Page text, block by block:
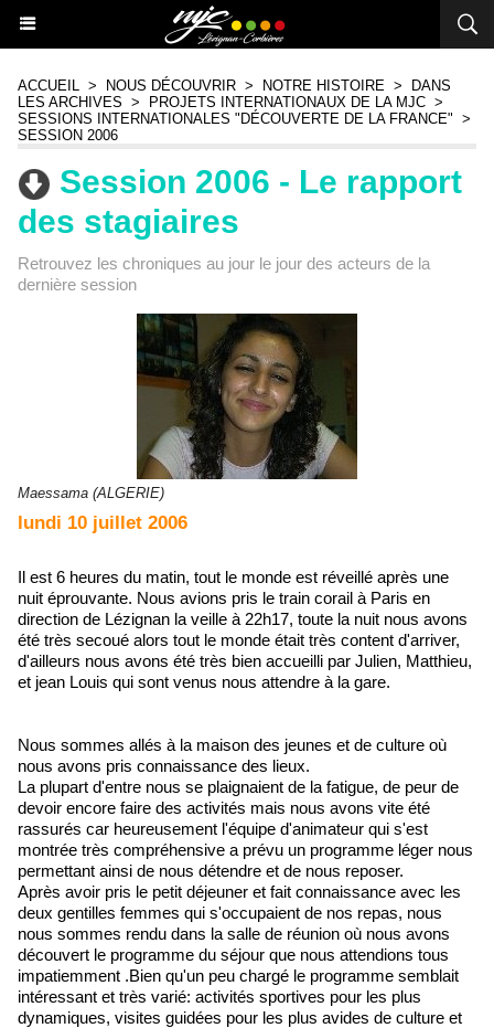
ACCUEIL > NOUS DÉCOUVRIR > NOTRE HISTOIRE >
DANS
LES ARCHIVES > PROJETS INTERNATIONAUX DE LA MJC >
SESSIONS INTERNATIONALES "DÉCOUVERTE DE LA FRANCE" >
SESSION 2006
Session 2006 - Le rapport
des stagiaires
Retrouvez les chroniques au jour le jour des acteurs de la
dernière session
Maessama (ALGERIE)
lundi 10 juillet 2006
Il est 6 heures du matin, tout le monde est réveillé après une
nuit éprouvante. Nous avions pris le train corail à Paris en
direction de Lézignan la veille à 22h17, toute la nuit nous avons
été très secoué alors tout le monde était très content d'arriver,
d'ailleurs nous avons été très bien accueilli par Julien, Matthieu,
et jean Louis qui sont venus nous attendre à la gare.
Nous sommes allés à la maison des jeunes et de culture où
nous avons pris connaissance des lieux.
La plupart d'entre nous se plaignaient de la fatigue, de peur de
devoir encore faire des activités mais nous avons vite été
rassurés car heureusement l'équipe d'animateur qui s'est
montrée très compréhensive a prévu un programme léger nous
permettant ainsi de nous détendre et de nous reposer.
Après avoir pris le petit déjeuner et fait connaissance avec les
deux gentilles femmes qui s'occupaient de nos repas, nous
nous sommes rendu dans la salle de réunion où nous avons
découvert le programme du séjour que nous attendions tous
impatiemment .Bien qu'un peu chargé le programme semblait
intéressant et très varié: activités sportives pour les plus
dynamiques, visites guidées pour les plus avides de culture et